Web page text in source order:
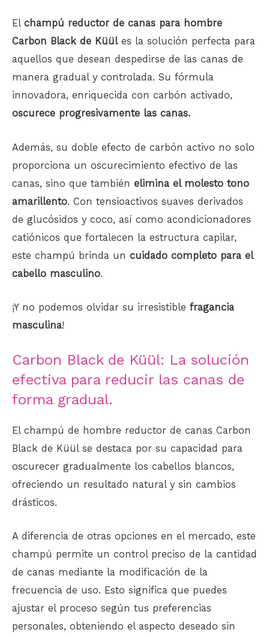
El champú reductor de canas para hombre
Carbon Black de Küüles la solución perfecta para
aquellos que desean despedirse de las canas de
manera gradual y controlada. Su fórmula
innovadora, enriquecida con carbón activado,
oscurece progresivamente las canas.
Además, su doble efecto de carbón activo no solo
proporciona un oscurecimiento efectivo de las
canas, sino que también elimina el molesto tono
amarillento. Con tensioactivos suaves derivados
de glucósidos y coco, así como acondicionadores
catiónicos que fortalecen la estructura capilar,
este champú brinda un cuidado completo para el
cabello masculino.
¡Y no podemos olvidar su irresistible fragancia
masculina!
Carbon Black de Küül: La solución
efectiva para reducir las canas de
forma gradual.
El champú de hombre reductor de canas Carbon
Black de Küül se destaca por su capacidad para
oscurecer gradualmente los cabellos blancos,
ofreciendo un resultado natural y sin cambios
drásticos.
A diferencia de otras opciones en el mercado, este
champú permite un control preciso de la cantidad
de canas mediante la modificación de la
frecuencia de uso. Esto significa que puedes
ajustar el proceso según tus preferencias
personales, obteniendo el aspecto deseado sin